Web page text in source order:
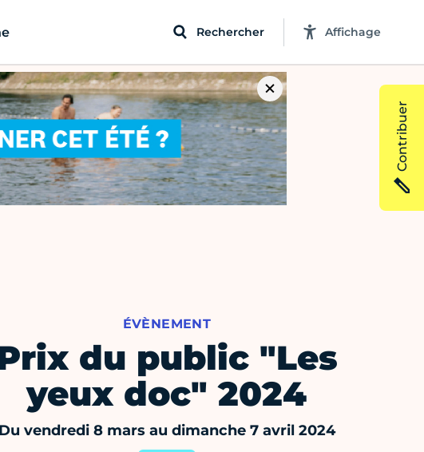
Rechercher Affichage
ÉVÈNEMENT
du public "Les
yeux doc" 2024
Du vendredi 8 mars au dimanche 7 avril 2024
Contribuer